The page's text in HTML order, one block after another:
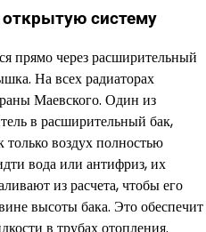
систему
прямо через расширительный
На всех радиаторах
Маевского. Один из
в расширительный бак,
только воздух полностью
вода или антифриз, их
из расчета, чтобы его
высоты бака. Это обеспечит